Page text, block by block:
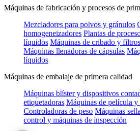
Máquinas de fabricación y procesos de
Mezcladores para polvos y gránulos
homogeneizadores Plantas de
líquidos Máquinas de cribado y filtros
Máquinas llenadoras de cápsulas
líquidos
Máquinas de embalaje de primera calidad
Máquinas blíster y dispositivos
etiquetadoras Máquinas de película y
Controladoras de peso Máquinas
control y máquinas de inspección